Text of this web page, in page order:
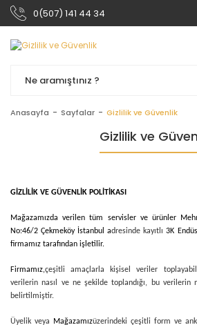
0(507) 141 44 34
Anasayfa Sayfalar Gizlilik ve Güvenlik
Gizlilik ve
GİZLİLİK VE GÜVENLİK POLİTİKASI
Mağazamızda verilen tüm servisler ve ürünler
No:46/2 Çekmeköy İstanbul adresinde kayıtlı3K
firmamız tarafından işletilir.
Firmamız,çeşitli amaçlarla kişisel veriler
verilerin nasıl ve ne şekilde toplandığı, bu verilerin
belirtilmiştir.
Üyelik veya Mağazamızüzerindeki çeşitli form ve